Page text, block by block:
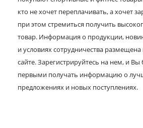
кто не хочет переплачивать, а хочет
при этом стремиться получить
товар. Информация о продукции,
и условиях сотрудничества
сайте. Зарегистрируйтесь на нем, и Вы
первыми получать информацию о
предложениях и новых поступлениях.